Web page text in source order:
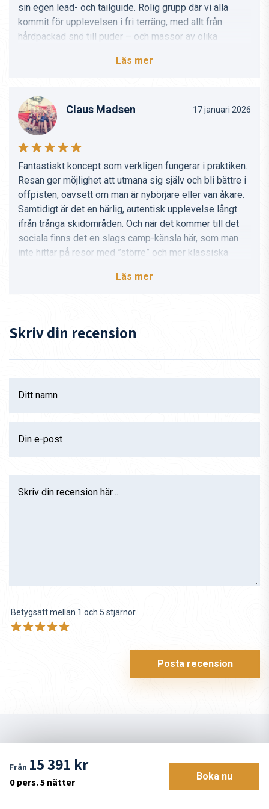
Från 15 391 kr
0pers.5 nätter Boka nu
sin egen lead- och tailguide. Rolig grupp där vi alla
kommit för upplevelsen i fri terräng, med allt från
hårdpackad snö till puder – och massor av olika
riktigt bra. Det ska göras igen!
Läs mer
Claus Madsen 17 januari 2026
Fantastiskt koncept som verkligen fungerar i praktiken.
Resan ger möjlighet att utmana sig själv och bli bättre i
offpisten, oavsett om man är nybörjare eller van åkare.
Samtidigt är det en härlig, autentisk upplevelse långt
ifrån trånga skidområden. Och när det kommer till det
sociala finns det en slags camp-känsla här, som man
inte hittar på resor med ”större” och mer klassiska
Läs mer
Skriv din recension
Ditt namn
Din e-post
Skriv din recension här…
Betygsätt mellan 1 och 5 stjärnor
Posta recension
Inspiration för fler äventyr: